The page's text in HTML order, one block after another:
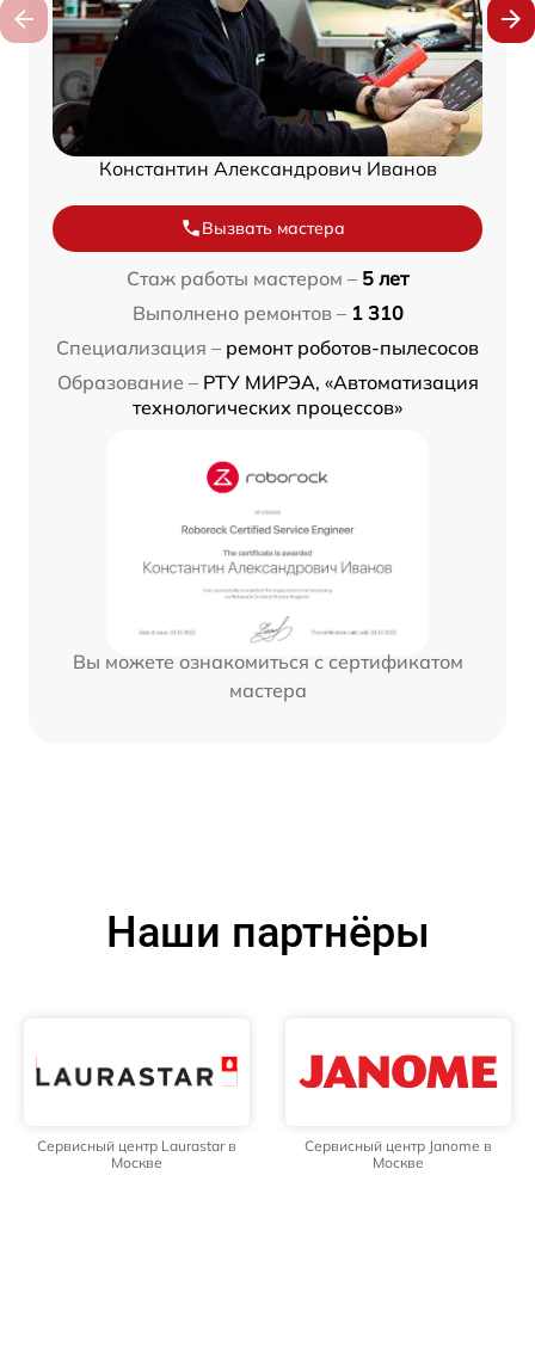
Константин Александрович Иванов
Вызвать мастера
Стаж работы мастером – 5 лет
Выполнено ремонтов – 1 310
Специализация – ремонт роботов-пылесосов
Образование – РТУ МИРЭА, «Автоматизация
технологических процессов»
Вы можете ознакомиться с сертификатом
мастера
Наши партнёры
Сервисный центр Laurastar в
Москве
Сервисный центр Janome в
Москве